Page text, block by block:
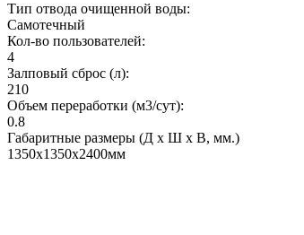
Тип отвода очищенной воды:
Самотечный
Кол-во пользователей:
4
Залповый сброс (л):
210
Объем переработки (м3/сут):
0.8
Габаритные размеры (Д х Ш х В, мм.)
1350х1350х2400мм